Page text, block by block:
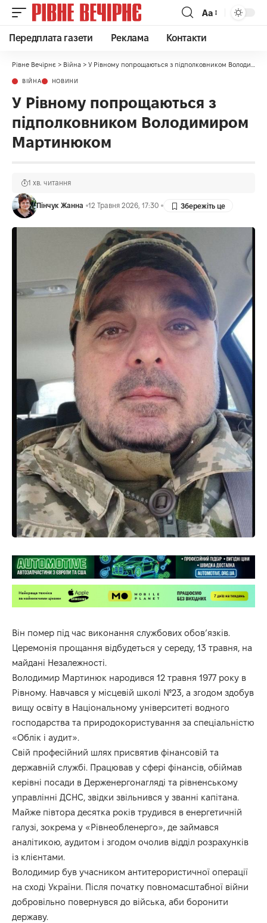
Аа
Передплата газети Реклама Контакти
Рівне Вечірнє > Війна > У Рівному попрощаються з підполковником Володимиром Мартинюком
ВІЙНА НОВИНИ
У Рівному попрощаються з
підполковником Володимиром
Мартинюком
Пінчук Жанна 12 Травня 2026, 17:30
1 хв. читання
Він помер під час виконання службових обов’язків.
Церемонія прощання відбудеться у середу, 13 травня, на
майдані Незалежності.
Володимир Мартинюк народився 12 травня 1977 року в
Рівному. Навчався у місцевій школі №23, а згодом здобув
вищу освіту в Національному університеті водного
господарства та природокористування за спеціальністю
«Облік і аудит».
Свій професійний шлях присвятив фінансовій та
державній службі. Працював у сфері фінансів, обіймав
керівні посади в Держенергонагляді та рівненському
управлінні ДСНС, звідки звільнився у званні капітана.
Майже півтора десятка років трудився в енергетичній
галузі, зокрема у «Рівнеобленерго», де займався
аналітикою, аудитом і згодом очолив відділ розрахунків
із клієнтами.
Володимир був учасником антитерористичної операції
на сході України. Після початку повномасштабної війни
добровільно повернувся до війська, аби боронити
державу.